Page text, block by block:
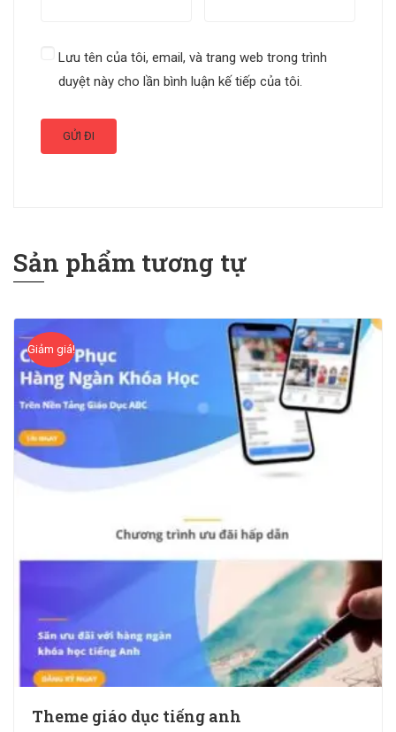
Lưu tên của tôi, email, và trang web trong trình
duyệt này cho lần bình luận kế tiếp của tôi.
Sản phẩm tương tự
Giảm giá!
Theme giáo dục tiếng anh